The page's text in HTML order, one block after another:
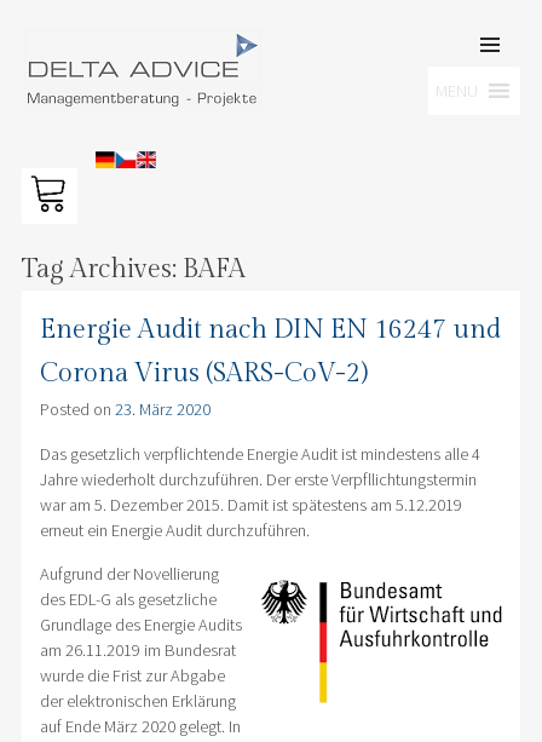
CONTENT
MENU
Tag Archives: BAFA
Energie Audit nach DIN EN 16247 und
Corona Virus (SARS-CoV-2)
Posted on 23. März 2020
Das gesetzlich verpflichtende Energie Audit ist mindestens alle 4
Jahre wiederholt durchzuführen. Der erste Verpfllichtungstermin
war am 5. Dezember 2015. Damit ist spätestens am 5.12.2019
erneut ein Energie Audit durchzuführen.
Aufgrund der Novellierung
des EDL-G als gesetzliche
Grundlage des Energie Audits
am 26.11.2019 im Bundesrat
wurde die Frist zur Abgabe
der elektronischen Erklärung
auf Ende März 2020 gelegt. In